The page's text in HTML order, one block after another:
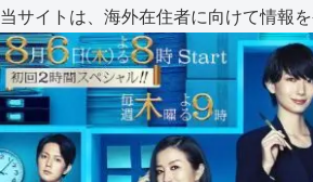
当サイトは、海外在住者に向けて情報を